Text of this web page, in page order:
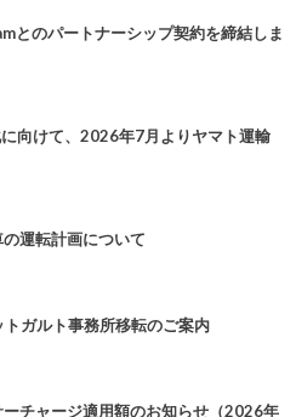
とのパートナーシップ契約を締結しま
に向けて、2026年7月よりヤマト運輸
運転計画について
ガルト事務所移転のご案内
チャージ適用額のお知らせ（2026年